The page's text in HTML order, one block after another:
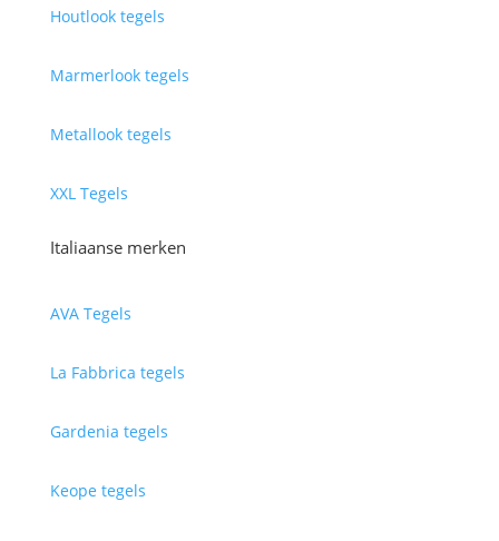
Houtlook tegels
Marmerlook tegels
Metallook tegels
XXL Tegels
Italiaanse merken
AVA Tegels
La Fabbrica tegels
Gardenia tegels
Keope tegels